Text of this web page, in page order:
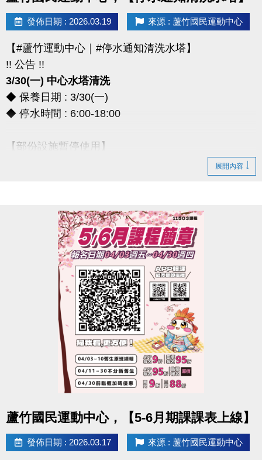
用），須現場報名繳費使用。
想報名期課及家教班的運動好友們，千萬別錯過喔～～～
發佈日期 : 2026.03.19 來源 : 蘆竹國民運動中心
【#蘆竹運動中心｜#停水通知清洗水塔】
!! 公告 !!
3/30(一) 中心水塔清洗
◆ 保養日期 : 3/30(一)
◆ 停水時間 : 6:00-18:00
【部份設施暫停使用】
*** 造成不便，敬請見諒 ***
-洽詢專線：03-2639066 #111、112
-官網 :
https://www.lzsports.com.tw/zh_TW/news/pageID/1/
-FB : 桃園市蘆竹國民運動中心
-IG : @luzhusports
展開內容
蘆竹國民運動中心，【5-6月期課課表上線】
發佈日期 : 2026.03.17 來源 : 蘆竹國民運動中心